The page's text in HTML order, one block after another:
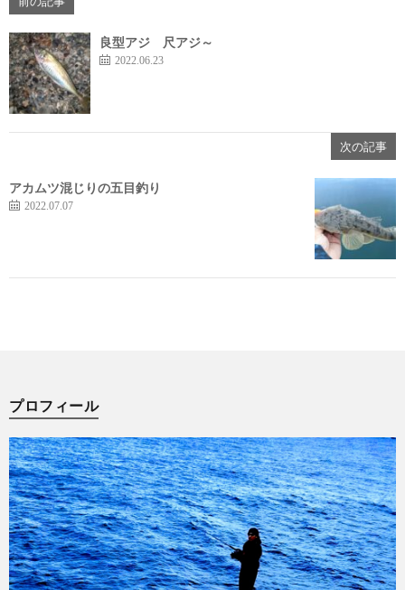
良型アジ 尺アジ～
2022.06.23
次の記事
アカムツ混じりの五目釣り
2022.07.07
プロフィール